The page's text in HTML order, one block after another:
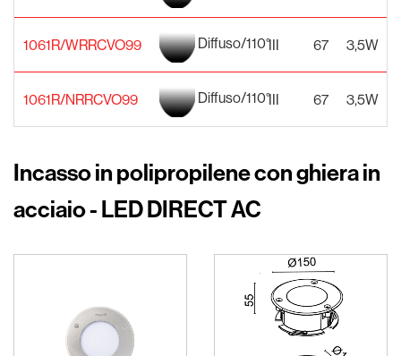
1061R/WRRCVO99 Diffuso/110°III 67 3,5W
1061R/NRRCVO99 Diffuso/110°III 67 3,5W
Incasso in polipropilene con ghiera in
acciaio - LED DIRECT AC